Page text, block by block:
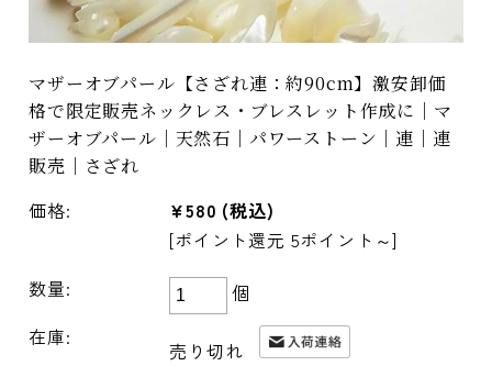
マザーオブパール【さざれ連：約90cm】激安卸価
格で限定販売ネックレス・ブレスレット作成に｜マ
ザーオブパール｜天然石｜パワーストーン｜連｜連
販売｜さざれ
価格: ¥580 (税込)
[ポイント還元 5ポイント～]
数量:
個
在庫:
売り切れ